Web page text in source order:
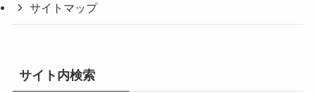
サイトマップ
サイト内検索